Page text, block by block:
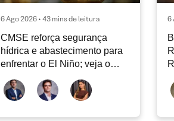
6 Ago 2026 • 43 mins de leitura
CMSE reforça segurança
hídrica e abastecimento para
enfrentar o El Niño; veja o
6